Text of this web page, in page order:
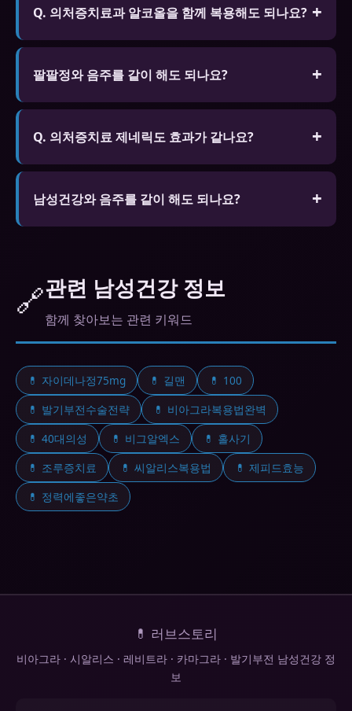
은 화학 성분보다 효과는 약하지만 장기 복용이 가능
Q. 의처증치료과 알코올을 함께 복용해도 되나요?
A. 알코올은 의처증치료의 효과를 감소시키고 부작
용 위험을 높일 수 있습니다. 특히 혈압 저하와 어지
요.
팔팔정와 음주를 같이 해도 되나요?
소량은 괜찮지만 과음은 효과 저하와 저혈압 위험이
있습니다.
Q. 의처증치료 제네릭도 효과가 같나요?
A. FDA나 식약처 승인을 받은 제네릭은 오리지널과
동일한 활성 성분을 포함하며 동등한 효능과 안전성
남성건강와 음주를 같이 해도 되나요?
🔗관련 남성건강 정보
함께 찾아보는 관련 키워드
💊 자이데나정75mg 💊 길맨
💊 100
💊 발기부전수술전략
💊 비아그라복용법완벽
💊 40대의성
💊 비그알엑스
💊 홀사기
💊 조루증치료
💊 씨알리스복용법
💊 제피드효능
💊 정력에좋은약초
💊 러브스토리
비아그라 · 시알리스 · 레비트라 · 카마그라 · 발기부전 남성건강 정
보